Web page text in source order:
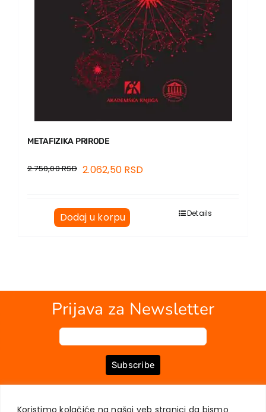
Koristimo kolačiće na našoj veb stranici da bismo
METAFIZIKA PRIRODE
2.750,00RSD 2.062,50 RSD
Dodaj u korpu Details
Prijava za Newsletter
Subscribe